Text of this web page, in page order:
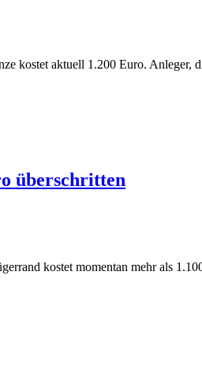
kostet aktuell 1.200 Euro. Anleger,
überschritten
kostet momentan mehr als